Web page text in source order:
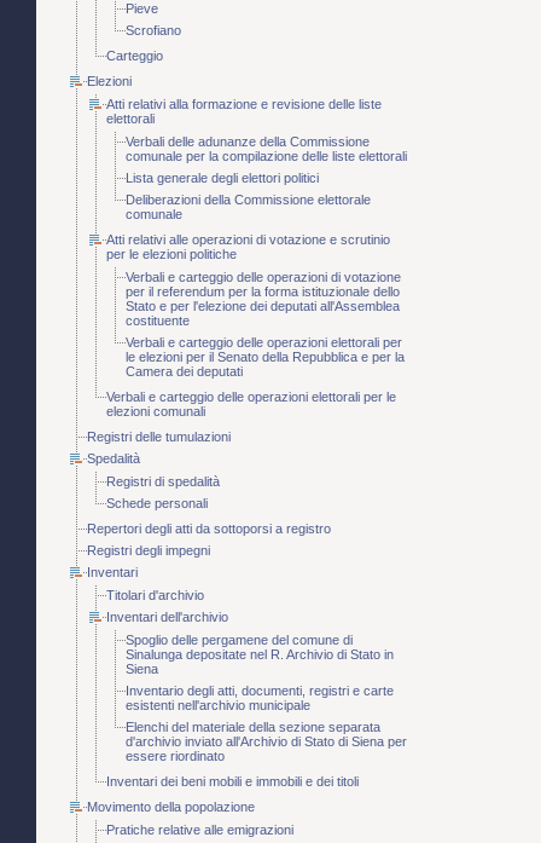
Pieve
Scrofiano
Carteggio
Elezioni
Atti relativi alla formazione e revisione delle liste
elettorali
Verbali delle adunanze della Commissione
comunale per la compilazione delle liste elettorali
Lista generale degli elettori politici
Deliberazioni della Commissione elettorale
comunale
Atti relativi alle operazioni di votazione e scrutinio
per le elezioni politiche
Verbali e carteggio delle operazioni di votazione
per il referendum per la forma istituzionale dello
Stato e per l'elezione dei deputati all'Assemblea
costituente
Verbali e carteggio delle operazioni elettorali per
le elezioni per il Senato della Repubblica e per la
Camera dei deputati
Verbali e carteggio delle operazioni elettorali per le
elezioni comunali
Registri delle tumulazioni
Spedalità
Registri di spedalità
Schede personali
Repertori degli atti da sottoporsi a registro
Registri degli impegni
Inventari
Titolari d'archivio
Inventari dell'archivio
Spoglio delle pergamene del comune di
Sinalunga depositate nel R. Archivio di Stato in
Siena
Inventario degli atti, documenti, registri e carte
esistenti nell'archivio municipale
Elenchi del materiale della sezione separata
d'archivio inviato all'Archivio di Stato di Siena per
essere riordinato
Inventari dei beni mobili e immobili e dei titoli
Movimento della popolazione
Pratiche relative alle emigrazioni